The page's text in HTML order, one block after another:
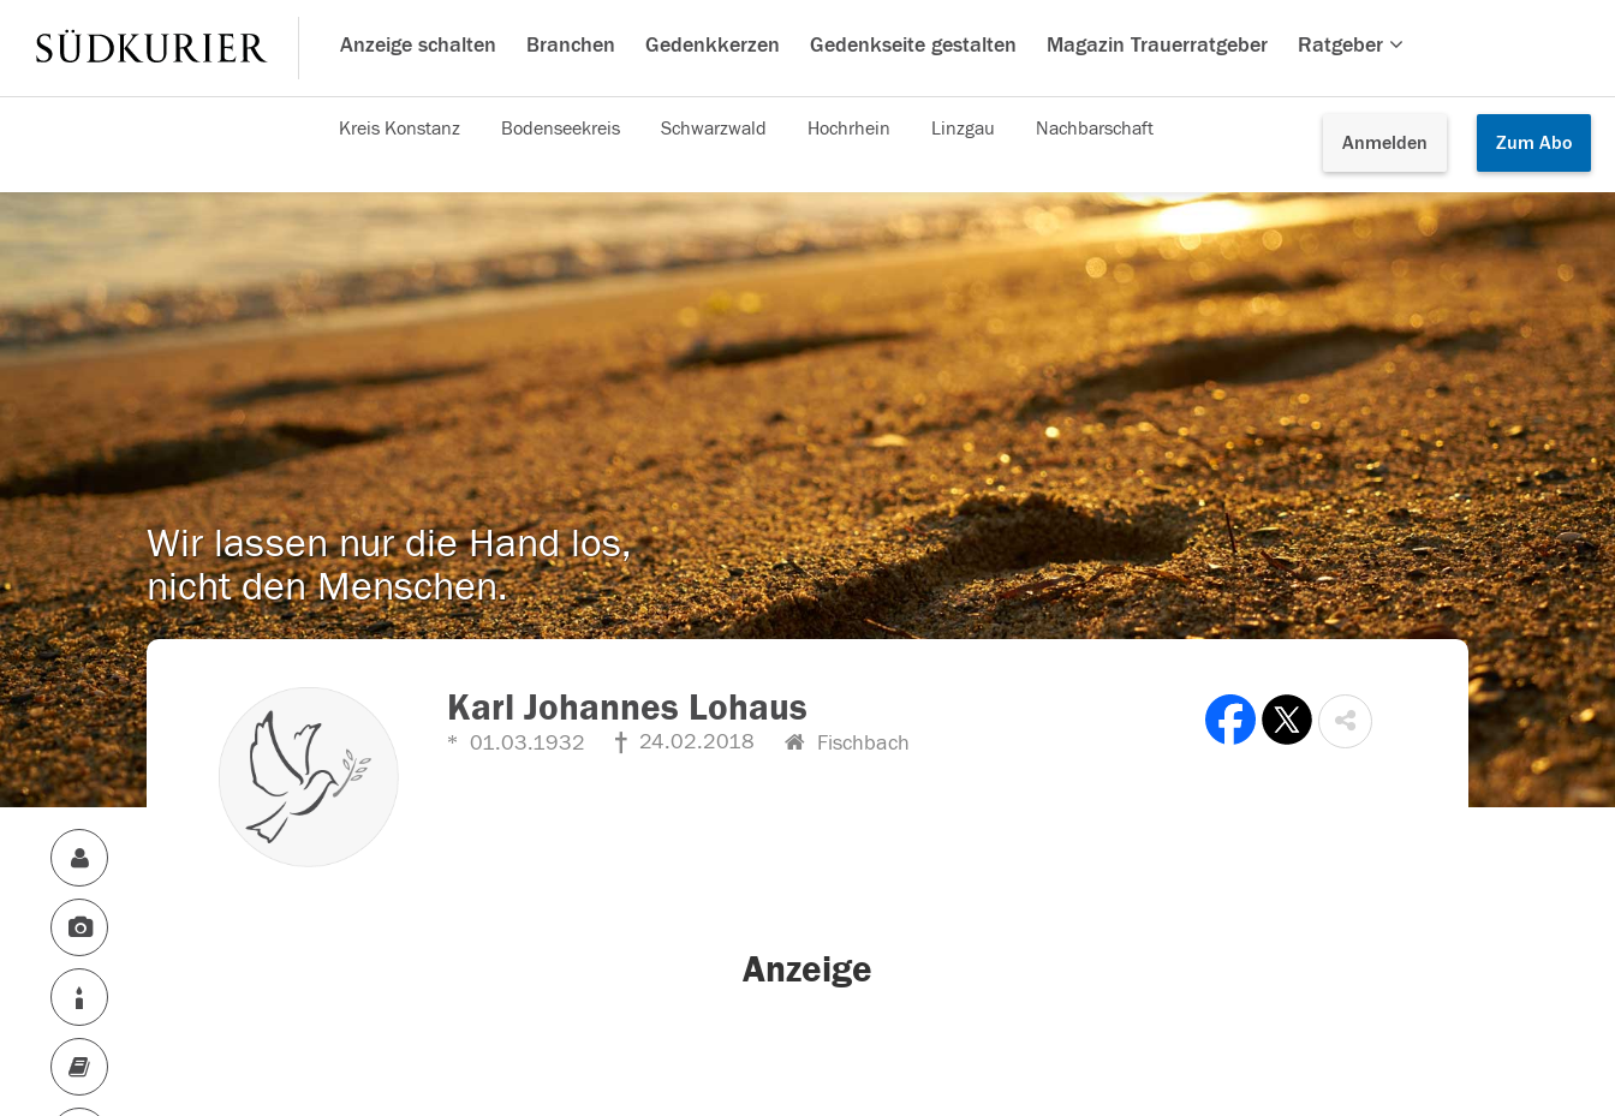
Anzeige schalten Branchen Gedenkkerzen Gedenkseite gestalten Magazin Trauerratgeber Ratgeber
Anmelden Zum Abo
Kreis Konstanz Bodenseekreis Schwarzwald Hochrhein Linzgau Nachbarschaft
Wir lassen nur die Hand los,
nicht den Menschen.
Karl Johannes Lohaus
01.03.1932 24.02.2018 Fischbach
Anzeige